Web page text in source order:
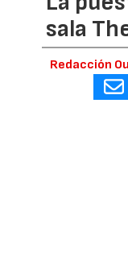
sala
Redacción